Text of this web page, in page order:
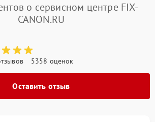
о сервисном центре FIX-
CANON.RU
5358 оценок
Оставить отзыв